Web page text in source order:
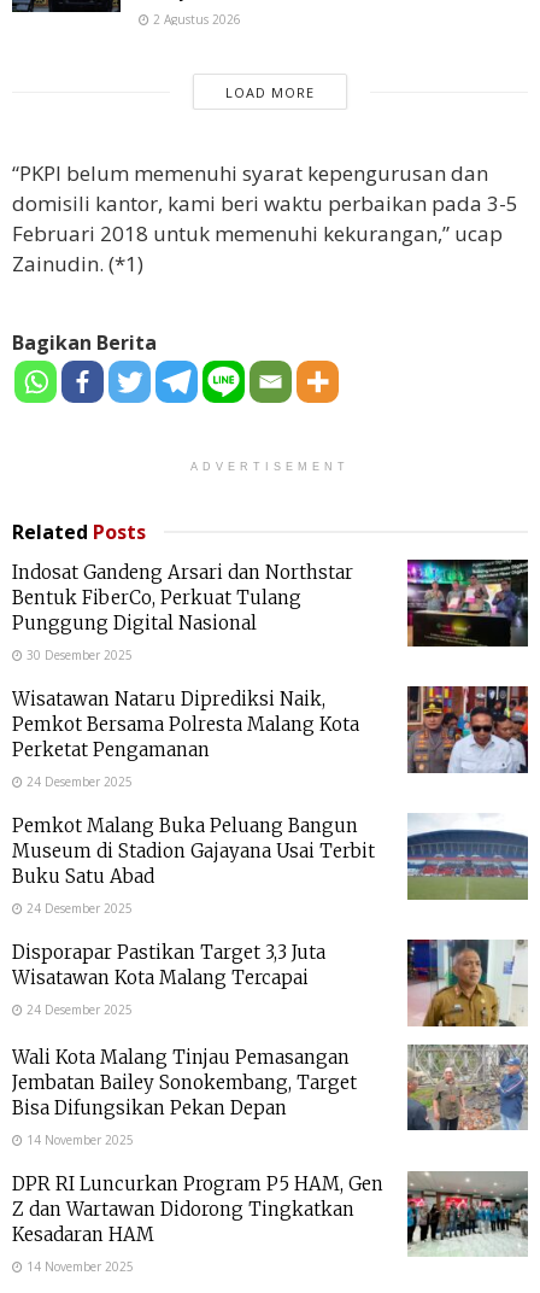
2 Agustus 2026
LOAD MORE
“PKPI belum memenuhi syarat kepengurusan dan
domisili kantor, kami beri waktu perbaikan pada 3-5
Februari 2018 untuk memenuhi kekurangan,” ucap
Zainudin. (*1)
Bagikan Berita
ADVERTISEMENT
Related Posts
Indosat Gandeng Arsari dan Northstar
Bentuk FiberCo, Perkuat Tulang
Punggung Digital Nasional
30 Desember 2025
Wisatawan Nataru Diprediksi Naik,
Pemkot Bersama Polresta Malang Kota
Perketat Pengamanan
24 Desember 2025
Pemkot Malang Buka Peluang Bangun
Museum di Stadion Gajayana Usai Terbit
Buku Satu Abad
24 Desember 2025
Disporapar Pastikan Target 3,3 Juta
Wisatawan Kota Malang Tercapai
24 Desember 2025
Wali Kota Malang Tinjau Pemasangan
Jembatan Bailey Sonokembang, Target
Bisa Difungsikan Pekan Depan
14 November 2025
DPR RI Luncurkan Program P5 HAM, Gen
Z dan Wartawan Didorong Tingkatkan
Kesadaran HAM
14 November 2025